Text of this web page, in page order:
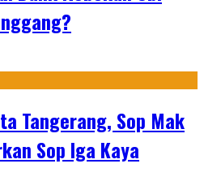
Tangerang, Sop Mak
Sop Iga Kaya